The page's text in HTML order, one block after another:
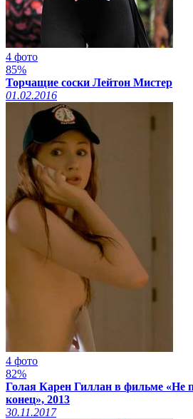
4 фото
85%
Торчащие соски Лейтон Мистер
01.02.2016
4 фото
82%
Голая Карен Гиллан в фильме «Не
конец», 2013
30.11.2017